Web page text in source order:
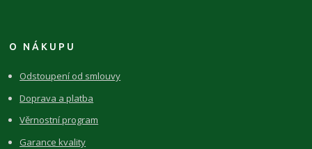
O NÁKUPU
Odstoupení od smlouvy
Doprava a platba
Věrnostní program
Garance kvality